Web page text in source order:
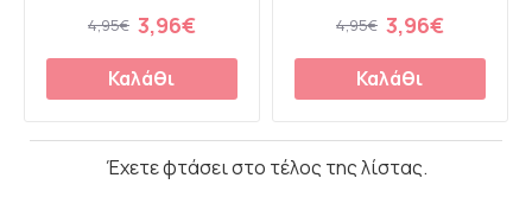
3,96€
4,95€
Καλάθι
3,96€
4,95€
Καλάθι
Έχετε φτάσει στο τέλος της λίστας.